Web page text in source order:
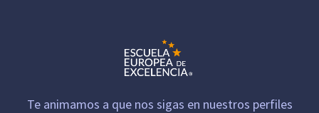
Te animamos a que nos sigas en nuestros perfiles